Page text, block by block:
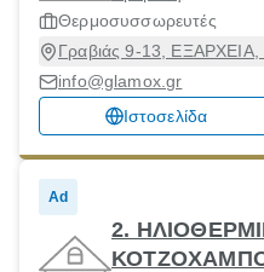
Θερμοσυσσωρευτές
Γραβιάς 9-13, ΕΞΑΡΧΕΙΑ,
info@glamox.gr
Ιστοσελίδα
Ad
2.